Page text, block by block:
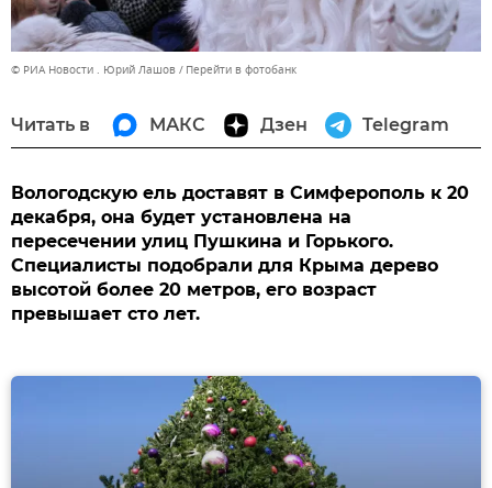
© РИА Новости . Юрий Лашов Перейти в фотобанк
Читать в МАКС Дзен Telegram
Вологодскую ель доставят в Симферополь к 20
декабря, она будет установлена на
пересечении улиц Пушкина и Горького.
Специалисты подобрали для Крыма дерево
высотой более 20 метров, его возраст
превышает сто лет.